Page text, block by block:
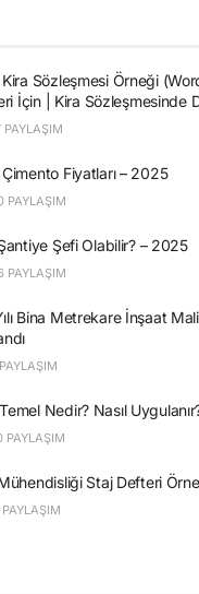
Sözleşmesi Örneği
İçin | Kira Sözleşmesinde
PAYLAŞIM
Fiyatları – 2025
PAYLAŞIM
Şefi Olabilir? – 2025
PAYLAŞIM
Bina Metrekare İnşaat
Nedir? Nasıl
PAYLAŞIM
Staj Defteri